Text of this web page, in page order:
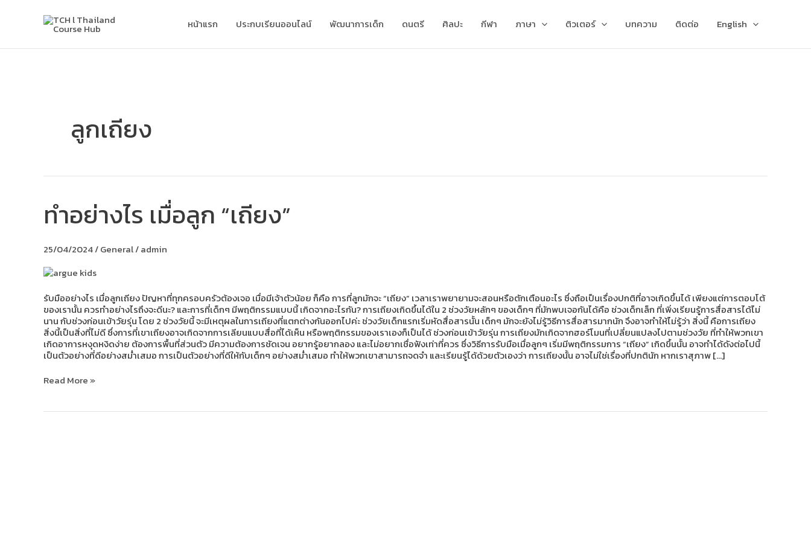
หน้าแรก ประกบเรียนออนไลน์ พัฒนาการเด็ก ดนตรี ศิลปะ กีฬา ภาษา ติวเตอร์ บทความ ติดต่อ English
ลูกเถียง
ทำอย่างไร เมื่อลูก “เถียง”
25/04/2024/General/admin
รับมืออย่างไร เมื่อลูกเถียง ปัญหาที่ทุกครอบครัวต้องเจอ เมื่อมีเจ้าตัวน้อย ก็คือ การที่ลูกมักจะ “เถียง” เวลาเราพยายามจะสอนหรือตักเตือนอะไร ซึ่งถือเป็นเรื่องปกติที่อาจเกิดขึ้นได้ เพียงแต่การตอบโต้
ของเรานั้น ควรทำอย่างไรถึงจะดีนะ? และการที่เด็กๆ มีพฤติกรรมแบบนี้ เกิดจากอะไรกัน? การเถียงเกิดขึ้นได้ใน 2 ช่วงวัยหลักๆ ของเด็กๆ ที่มักพบเจอกันได้คือ ช่วงเด็กเล็ก ที่เพิ่งเรียนรู้การสื่อสารได้ไม่
นาน กับช่วงก่อนเข้าวัยรุ่น โดย 2 ช่วงวัยนี้ จะมีเหตุผลในการเถียงที่แตกต่างกันออกไปค่ะ ช่วงวัยเด็กแรกเริ่มหัดสื่อสารนั้น เด็กๆ มักจะยังไม่รู้วิธีการสื่อสารมากนัก จึงอาจทำให้ไม่รู้ว่า สิ่งนี้ คือการเถียง
สิ่งนี้เป็นสิ่งที่ไม่ดี ซึ่งการที่เขาเถียงอาจเกิดจากการเลียนแบบสื่อที่ได้เห็น หรือพฤติกรรมของเราเองก็เป็นได้ ช่วงก่อนเข้าวัยรุ่น การเถียงมักเกิดจากฮอร์โมนที่เปลี่ยนแปลงไปตามช่วงวัย ที่ทำให้พวกเขา
เกิดอาการหงุดหงิดง่าย ต้องการพื้นที่ส่วนตัว มีความต้องการชัดเจน อยากรู้อยากลอง และไม่อยากเชื่อฟังเท่าที่ควร ซึ่งวิธีการรับมือเมื่อลูกๆ เริ่มมีพฤติกรรมการ “เถียง” เกิดขึ้นนั้น อาจทำได้ดังต่อไปนี้
เป็นตัวอย่างที่ดีอย่างสม่ำเสมอ การเป็นตัวอย่างที่ดีให้กับเด็กๆ อย่างสม่ำเสมอ ทำให้พวกเขาสามารถจดจำ และเรียนรู้ได้ด้วยตัวเองว่า การเถียงนั้น อาจไม่ใช่เรื่องที่ปกตินัก หากเราสุภาพ […]
อย่างไร
เมื่อ
“เถียง”
Read More »